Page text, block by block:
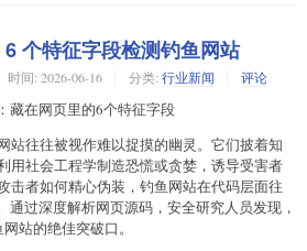
个特征字段检测钓鱼网站
时间: 2026-06-16 分类: 行业新闻 评论
藏在网页里的6个特征字段
站往往被视作难以捉摸的幽灵。它们披着知
用社会工程学制造恐慌或贪婪，诱导受害者
击者如何精心伪装，钓鱼网站在代码层面往
通过深度解析网页源码，安全研究人员发现，
站的绝佳突破口。